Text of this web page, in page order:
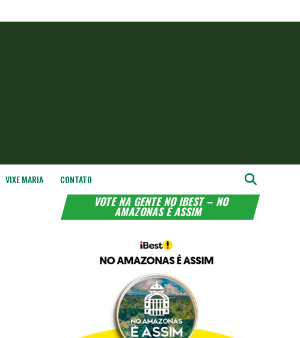
VIXE MARIA CONTATO
VOTE NA GENTE NO IBEST – NO
AMAZONAS É ASSIM